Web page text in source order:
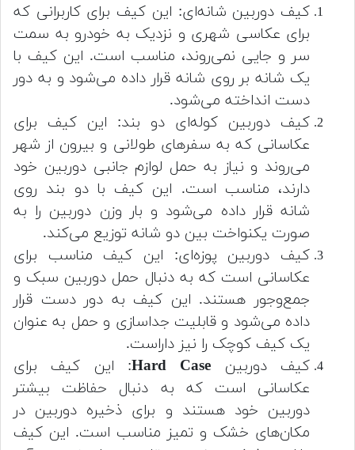
کیف دوربین شانه‌ای: این کیف برای کاربرانی که
برای عکاسی شهری و نزدیک به خودرو به سمت
سر و جایی نمی‌روند، مناسب است. این کیف با
یک شانه بر روی شانه قرار داده می‌شود و به دور
دست انداخته می‌شود.
کیف دوربین کوله‌ای دو بند: این کیف برای
عکاسانی که به سفرهای طولانی و بیرون از شهر
می‌روند و نیاز به حمل لوازم جانبی دوربین خود
دارند، مناسب است. این کیف با دو بند روی
شانه قرار داده می‌شود و بار وزن دوربین را به
صورت یکنواخت بین دو شانه توزیع می‌کند.
کیف دوربین پوزه‌ای: این کیف مناسب برای
عکاسانی است که به دنبال حمل دوربین سبک و
جمع‌وجور هستند. این کیف به دور دست قرار
داده می‌شود و قابلیت جداسازی و حمل به عنوان
یک کیف کوچک را نیز داراست.
کیف دوربین Hard Case: این کیف برای
عکاسانی است که به دنبال حفاظت بیشتر
دوربین خود هستند و برای ذخیره دوربین در
مکان‌های خشک و تمیز مناسب است. این کیف